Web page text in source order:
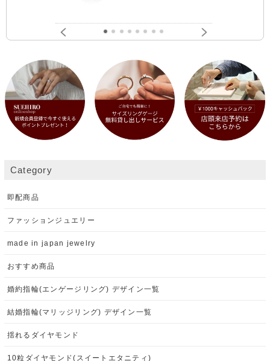
Category
即配商品
ファッションジュエリー
made in japan jewelry
おすすめ商品
婚約指輪(エンゲージリング) デザイン一覧
結婚指輪(マリッジリング) デザイン一覧
揺れるダイヤモンド
10粒ダイヤモンド(スイートエタニティ)